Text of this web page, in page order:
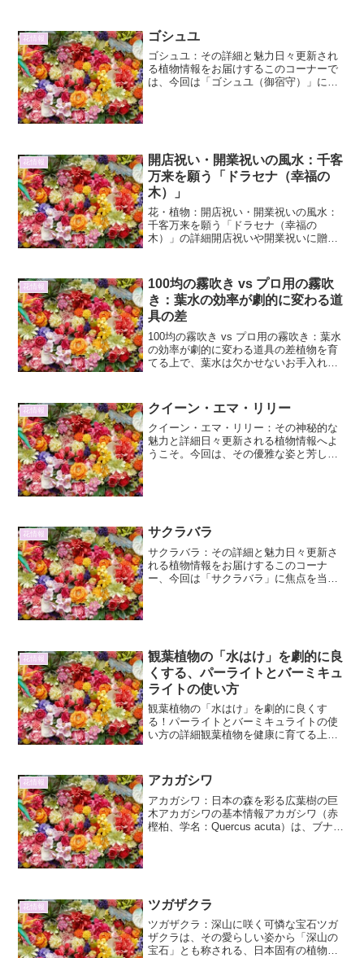
花情報 ゴシュユ
ゴシュユ：その詳細と魅力日々更新され
る植物情報をお届けするこのコーナーで
は、今回は「ゴシュユ（御宿守）」に焦
花情報
開店祝い・開業祝いの風水：千客
万来を願う「ドラセナ（幸福の
木）」
花・植物：開店祝い・開業祝いの風水：
千客万来を願う「ドラセナ（幸福の
木）」の詳細開店祝いや開業祝いに贈る
ついて、その魅力と風水効果を詳しくご
紹介します。ドラセナ（幸福の...
花情報
100均の霧吹き vs プロ用の霧吹
き：葉水の効率が劇的に変わる道
具の差
100均の霧吹き vs プロ用の霧吹き：葉水
の効率が劇的に変わる道具の差植物を育
てる上で、葉水は欠かせないお手入れの
つ効果が期待できます。しかし、その葉
水の効果を最大限...
花情報 クイーン・エマ・リリー
クイーン・エマ・リリー：その神秘的な
魅力と詳細日々更新される植物情報へよ
うこそ。今回は、その優雅な姿と芳しい
花情報 サクラバラ
サクラバラ：その詳細と魅力日々更新さ
れる植物情報をお届けするこのコーナ
ー、今回は「サクラバラ」に焦点を当て
花情報
観葉植物の「水はけ」を劇的に良
くする、パーライトとバーミキュ
ライトの使い方
観葉植物の「水はけ」を劇的に良くす
る！パーライトとバーミキュライトの使
い方の詳細観葉植物を健康に育てる上
改善するために、園芸でよく用いられる
のが「パーライト」と「バーミ...
花情報 アカガシワ
アカガシワ：日本の森を彩る広葉樹の巨
木アカガシワの基本情報アカガシワ（赤
樫柏、学名：Quercus acuta）は、ブナ科
花情報 ツガザクラ
ツガザクラ：深山に咲く可憐な宝石ツガ
ザクラは、その愛らしい姿から「深山の
宝石」とも称される、日本固有の植物で